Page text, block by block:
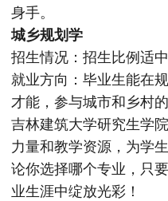
身手。
城乡规划学
招生情况：招生比例适
就业方向：毕业生能在
才能，参与城市和乡村的
吉林建筑大学研究生学
力量和教学资源，为学
论你选择哪个专业，只
业生涯中绽放光彩！